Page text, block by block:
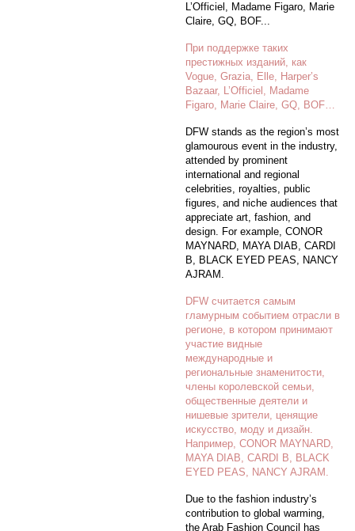
L’Officiel, Madame Figaro, Marie
Claire, GQ, BOF...
При поддержке таких
престижных изданий, как
Vogue, Grazia, Elle, Harper’s
Bazaar, L’Officiel, Madame
Figaro, Marie Claire, GQ, BOF…
DFW stands as the region’s most
glamourous event in the industry,
attended by prominent
international and regional
celebrities, royalties, public
figures, and niche audiences that
appreciate art, fashion, and
design. For example, CONOR
MAYNARD, MAYA DIAB, CARDI
B, BLACK EYED PEAS, NANCY
AJRAM.
DFW считается самым
гламурным событием отрасли в
регионе, в котором принимают
участие видные
международные и
региональные знаменитости,
члены королевской семьи,
общественные деятели и
нишевые зрители, ценящие
искусство, моду и дизайн.
Например, CONOR MAYNARD,
MAYA DIAB, CARDI B, BLACK
EYED PEAS, NANCY AJRAM.
Due to the fashion industry’s
contribution to global warming,
the Arab Fashion Council has